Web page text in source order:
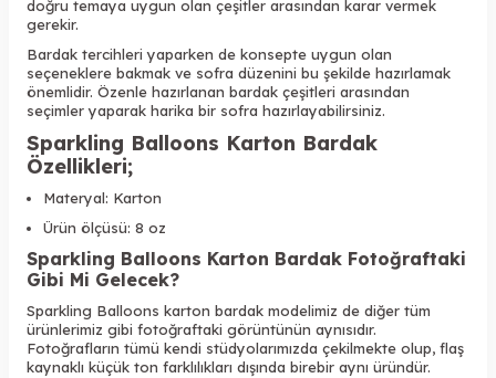
doğru temaya uygun olan çeşitler arasından karar vermek
gerekir.
Bardak tercihleri yaparken de konsepte uygun olan
seçeneklere bakmak ve sofra düzenini bu şekilde hazırlamak
önemlidir. Özenle hazırlanan bardak çeşitleri arasından
seçimler yaparak harika bir sofra hazırlayabilirsiniz.
Sparkling Balloons Karton Bardak
Özellikleri;
Materyal: Karton
Ürün ölçüsü: 8 oz
Sparkling Balloons Karton Bardak Fotoğraftaki
Gibi Mi Gelecek?
Sparkling Balloons karton bardak modelimiz de diğer tüm
ürünlerimiz gibi fotoğraftaki görüntünün aynısıdır.
Fotoğrafların tümü kendi stüdyolarımızda çekilmekte olup, flaş
kaynaklı küçük ton farklılıkları dışında birebir aynı üründür.